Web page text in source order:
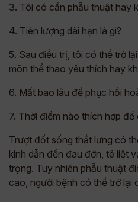
3. Tôi có cần phẫu thuật hay
4. Tiên lượng dài hạn là gì?
5. Sau điều trị, tôi có thể trở
môn thể thao yêu thích hay
6. Mất bao lâu để phục hồi
7. Thời điểm nào thích hợp để
Trượt đốt sống thắt lưng có
kinh dẫn đến đau đớn, tê liệt
trọng. Tuy nhiên phẫu thuật
cao, người bệnh có thể trở lại